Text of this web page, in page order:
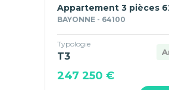
Appartement 3 pièces
BAYONNE - 64100
Typologie
T3
247 250 €